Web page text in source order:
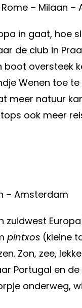
– Milaan –
in gaat,
de club in
oversteek
Wenen toe
natuur
ook meer
– Amsterdam
pintxos (kleine
Zon, zee,
Portugal en
onderweg,